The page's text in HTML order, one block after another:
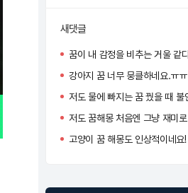
새댓글
강아지 꿈 너무 뭉클하네요.ㅠㅠ
고양이 꿈 해몽도 인상적이네요!